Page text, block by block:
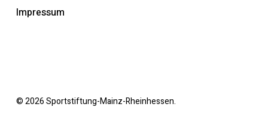
Impressum
© 2026 Sportstiftung-Mainz-Rheinhessen.